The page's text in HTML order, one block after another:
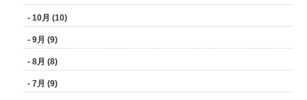
- 10月 (10)
- 9月 (9)
- 8月 (8)
- 7月 (9)